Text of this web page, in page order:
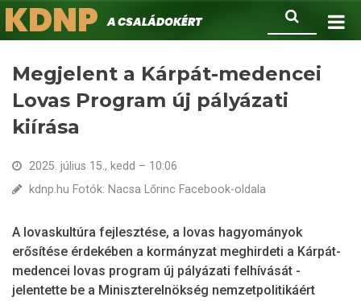
Ugrás
a
Keresés
KDNPA családokért.
Megjelent a Kárpát-medencei
Lovas Program új pályázati
kiírása
2025. július 15., kedd – 10:06
kdnp.hu Fotók: Nacsa Lőrinc Facebook-oldala
A lovaskultúra fejlesztése, a lovas hagyományok
erősítése érdekében a kormányzat meghirdeti a Kárpát-
medencei lovas program új pályázati felhívását -
jelentette be a Miniszterelnökség nemzetpolitikáért